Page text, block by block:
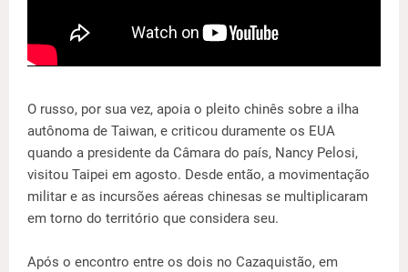
O russo, por sua vez, apoia o pleito chinês sobre a ilha
autônoma de Taiwan, e criticou duramente os EUA
quando a presidente da Câmara do país, Nancy Pelosi,
visitou Taipei em agosto. Desde então, a movimentação
militar e as incursões aéreas chinesas se multiplicaram
em torno do território que considera seu.
Após o encontro entre os dois no Cazaquistão, em